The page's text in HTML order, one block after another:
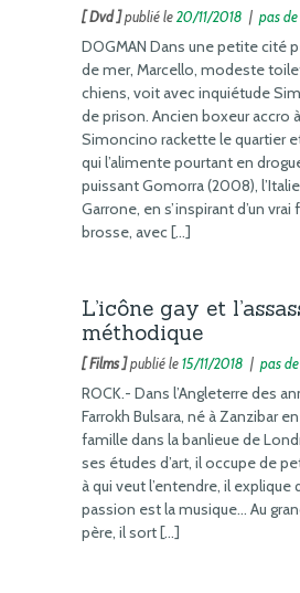
[ Dvd ]publié le20/11/2018 | pas
DOGMAN Dans une petite cité
de mer, Marcello, modeste
chiens, voit avec inquiétude
de prison. Ancien boxeur accro
Simoncino rackette le quartier
qui l’alimente pourtant en
puissant Gomorra (2008),
Garrone, en s’inspirant d’un
brosse, avec […]
L’icône gay et
méthodique
[ Films ]publié le15/11/2018 | pas
ROCK.- Dans l’Angleterre des
Farrokh Bulsara, né à Zanzibar
famille dans la banlieue de
ses études d’art, il occupe de
à qui veut l’entendre, il explique
passion est la musique… Au
père, il sort […]